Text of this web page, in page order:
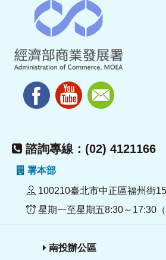
諮詢專線：(02) 4121166
署本部
100210臺北市中正區福州街
星期一至星期五8:30～17:30（
南投辦公區